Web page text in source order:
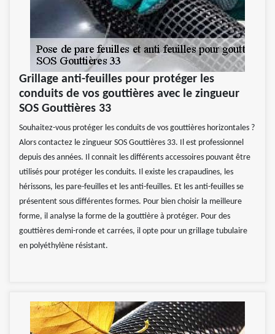
Grillage anti-feuilles pour protéger les
conduits de vos gouttières avec le zingueur
SOS Gouttières 33
Souhaitez-vous protéger les conduits de vos gouttières horizontales ?
Alors contactez le zingueur SOS Gouttières 33. Il est professionnel
depuis des années. Il connait les différents accessoires pouvant être
utilisés pour protéger les conduits. Il existe les crapaudines, les
hérissons, les pare-feuilles et les anti-feuilles. Et les anti-feuilles se
présentent sous différentes formes. Pour bien choisir la meilleure
forme, il analyse la forme de la gouttière à protéger. Pour des
gouttières demi-ronde et carrées, il opte pour un grillage tubulaire
en polyéthylène résistant.